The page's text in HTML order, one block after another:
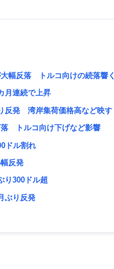
幅反落 トルコ向けの続落響く
月連続で上昇
反発 湾岸集荷価格高など映す
トルコ向け下げなど影響
ドル割れ
反発
り300ドル超
ぶり反発